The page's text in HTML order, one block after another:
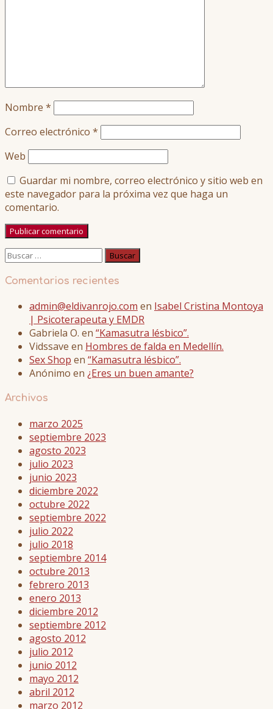
Nombre *
Correo electrónico *
Web
Guardar mi nombre, correo electrónico y sitio web en
este navegador para la próxima vez que haga un
comentario.
Buscar:
Comentarios recientes
admin@eldivanrojo.com en Isabel Cristina Montoya
| Psicoterapeuta y EMDR
Gabriela O. en “Kamasutra lésbico”.
Vidssave en Hombres de falda en Medellín.
Sex Shop en “Kamasutra lésbico”.
Anónimo en ¿Eres un buen amante?
Archivos
marzo 2025
septiembre 2023
agosto 2023
julio 2023
junio 2023
diciembre 2022
octubre 2022
septiembre 2022
julio 2022
julio 2018
septiembre 2014
octubre 2013
febrero 2013
enero 2013
diciembre 2012
septiembre 2012
agosto 2012
julio 2012
junio 2012
mayo 2012
abril 2012
marzo 2012